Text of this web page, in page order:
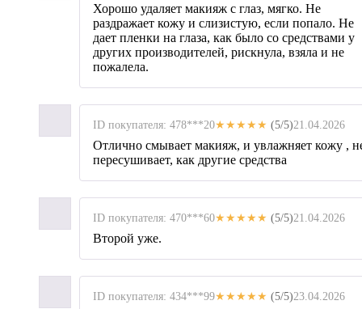
Хорошо удаляет макияж с глаз, мягко. Не
раздражает кожу и слизистую, если попало. Не
дает пленки на глаза, как было со средствами у
других производителей, рискнула, взяла и не
пожалела.
ID покупателя: 478***20★★★★★ (5/5)21.04.2026
Отлично смывает макияж, и увлажняет кожу ,
пересушивает, как другие средства
ID покупателя: 470***60★★★★★ (5/5)21.04.2026
Второй уже.
ID покупателя: 434***99★★★★★ (5/5)23.04.2026